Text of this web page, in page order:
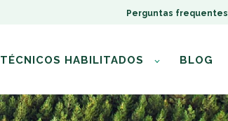
Perguntas frequentes
TÉCNICOS HABILITADOS BLOG